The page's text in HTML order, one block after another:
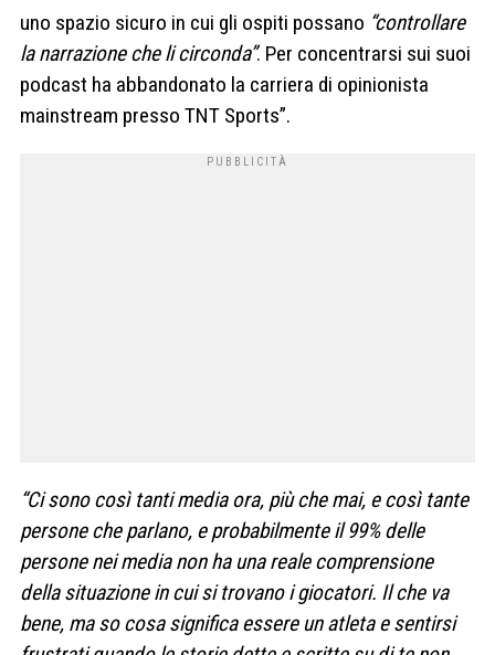
uno spazio sicuro in cui gli ospiti possano “controllare
la narrazione che li circonda”. Per concentrarsi sui suoi
podcast ha abbandonato la carriera di opinionista
mainstream presso TNT Sports”.
“Ci sono così tanti media ora, più che mai, e così tante
persone che parlano, e probabilmente il 99% delle
persone nei media non ha una reale comprensione
della situazione in cui si trovano i giocatori. Il che va
bene, ma so cosa significa essere un atleta e sentirsi